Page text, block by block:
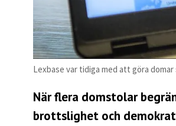
Lexbase var tidiga med att göra
När flera domstolar
brottslighet och